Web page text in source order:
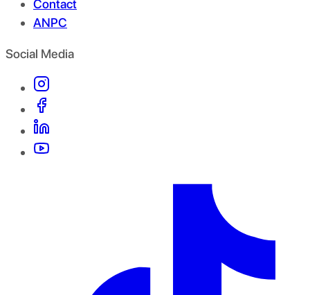
Contact
ANPC
Social Media